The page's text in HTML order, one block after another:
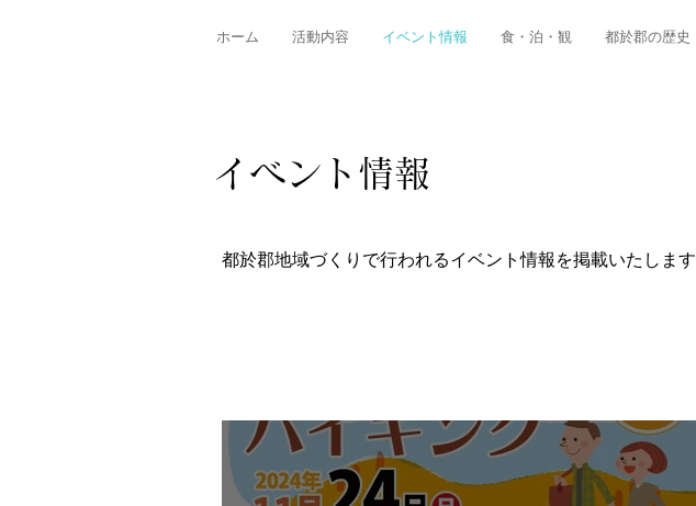
ホーム 活動内容 イベント情報 食・泊・観 都於郡の歴史
イベント情報
都於郡地域づくりで行われるイベント情報を掲載いたします